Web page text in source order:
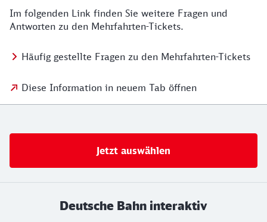
Im folgenden Link finden Sie weitere Fragen und
Antworten zu den Mehrfahrten-Tickets.
Häufig gestellte Fragen zu den Mehrfahrten-Tickets
Diese Information in neuem Tab öffnen
Jetzt auswählen
Deutsche Bahn interaktiv